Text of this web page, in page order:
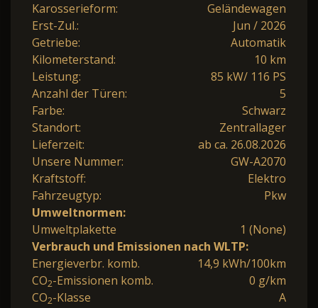
Karosserieform:
Geländewagen
Erst-Zul.:
Jun / 2026
Getriebe:
Automatik
Kilometerstand:
10 km
Leistung:
85 kW/ 116 PS
Anzahl der Türen:
5
Farbe:
Schwarz
Standort:
Zentrallager
Lieferzeit:
ab ca. 26.08.2026
Unsere Nummer:
GW-A2070
Kraftstoff:
Elektro
Fahrzeugtyp:
Pkw
Umweltnormen:
Umweltplakette
1 (None)
Verbrauch und Emissionen nach WLTP:
Energieverbr. komb.
14,9 kWh/100km
CO2-Emissionen komb.
0 g/km
CO2-Klasse A